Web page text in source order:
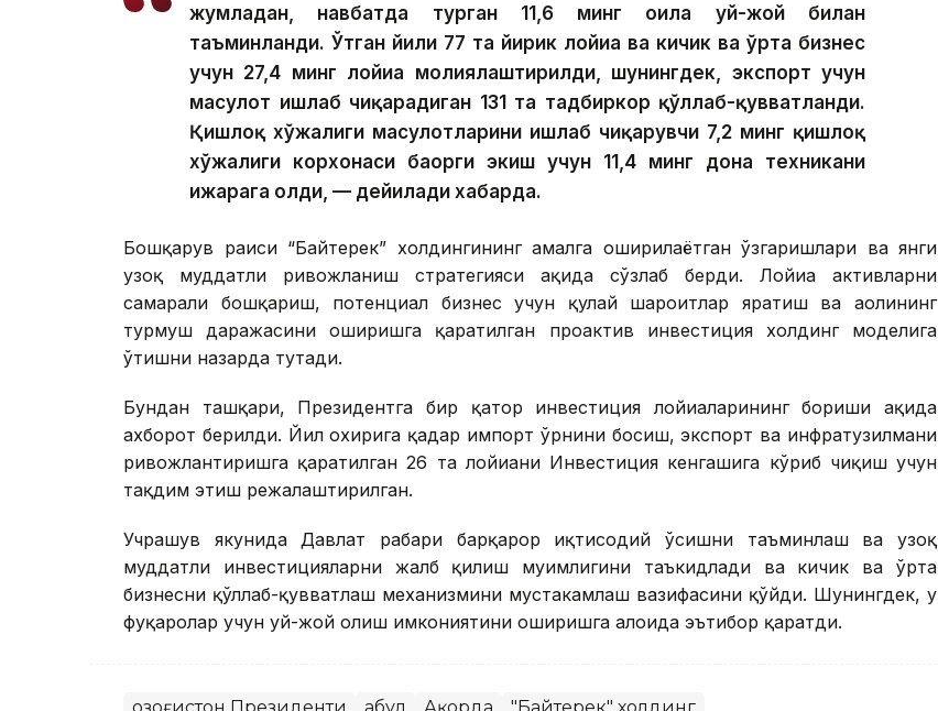
жумладан, навбатда турган 11,6 минг оила уй-жой билан
таъминланди. Ўтган йили 77 та йирик лойиҳа ва кичик ва ўрта бизнес
учун 27,4 минг лойиҳа молиялаштирилди, шунингдек, экспорт учун
маҳсулот ишлаб чиқарадиган 131 та тадбиркор қўллаб-қувватланди.
Қишлоқ хўжалиги маҳсулотларини ишлаб чиқарувчи 7,2 минг қишлоқ
хўжалиги корхонаси баҳорги экиш учун 11,4 минг дона техникани
ижарага олди, — дейилади хабарда.
Бошқарув раиси “Байтерек” холдингининг амалга оширилаётган ўзгаришлари ва янги
узоқ муддатли ривожланиш стратегияси ҳақида сўзлаб берди. Лойиҳа активларни
самарали бошқариш, потенциал бизнес учун қулай шароитлар яратиш ва аҳолининг
турмуш даражасини оширишга қаратилган проактив инвестиция холдинг моделига
ўтишни назарда тутади.
Бундан ташқари, Президентга бир қатор инвестиция лойиҳаларининг бориши ҳақида
ахборот берилди. Йил охирига қадар импорт ўрнини босиш, экспорт ва инфратузилмани
ривожлантиришга қаратилган 26 та лойиҳани Инвестиция кенгашига кўриб чиқиш учун
тақдим этиш режалаштирилган.
Учрашув якунида Давлат раҳбари барқарор иқтисодий ўсишни таъминлаш ва узоқ
муддатли инвестицияларни жалб қилиш муҳимлигини таъкидлади ва кичик ва ўрта
бизнесни қўллаб-қувватлаш механизмини мустаҳкамлаш вазифасини қўйди. Шунингдек, у
фуқаролар учун уй-жой олиш имкониятини оширишга алоҳида эътибор қаратди.